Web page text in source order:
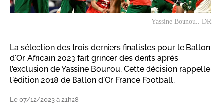
Yassine Bounou.. DR
La sélection des trois derniers finalistes pour le Ballon
d'Or Africain 2023 fait grincer des dents après
l’exclusion de Yassine Bounou. Cette décision rappelle
l'édition 2018 de Ballon d'Or France Football.
Le 07/12/2023 à 21h28